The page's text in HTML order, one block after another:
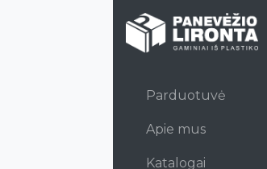
Parduotuvė
Apie mus
Katalogai